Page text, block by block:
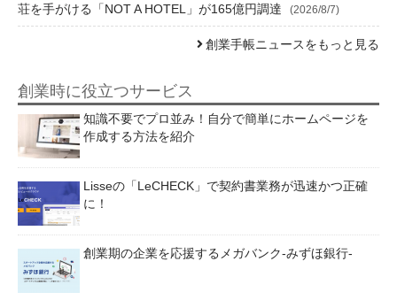
荘を手がける「NOT A HOTEL」が165億円調達
(2026/8/7)
創業手帳ニュースをもっと見る
創業時に役立つサービス
知識不要でプロ並み！自分で簡単にホームページを
作成する方法を紹介
Lisseの「LeCHECK」で契約書業務が迅速かつ正確
に！
創業期の企業を応援するメガバンク-みずほ銀行-